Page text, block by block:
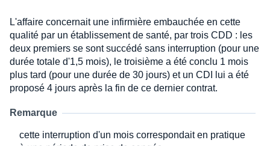
L'affaire concernait une infirmière embauchée en cette
qualité par un établissement de santé, par trois CDD : les
deux premiers se sont succédé sans interruption (pour une
durée totale d'1,5 mois), le troisième a été conclu 1 mois
plus tard (pour une durée de 30 jours) et un CDI lui a été
proposé 4 jours après la fin de ce dernier contrat.
Remarque
cette interruption d'un mois correspondait en pratique